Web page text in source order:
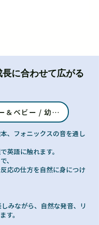
に合わせて広がる
ベビー / 幼児英語 (1～4
、フォニックスの音を通し
英語に触れます。
、
応の仕方を自然に身につけ
みながら、自然な発音、リ
す。